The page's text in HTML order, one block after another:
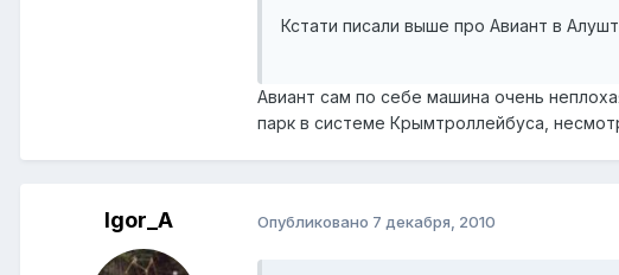
Кстати писали выше про Авиант в
Авиант сам по себе машина очень
парк в системе Крымтроллейбуса,
Igor_A Опубликовано 7 декабря, 2010